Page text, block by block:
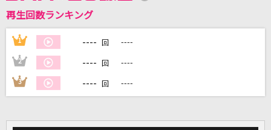
カラオケをもっと楽しもう！
自宅でカラオケ歌い放題！
再生回数ランキング
1 ---- 回 ----
2 ---- 回 ----
3 ---- 回 ----